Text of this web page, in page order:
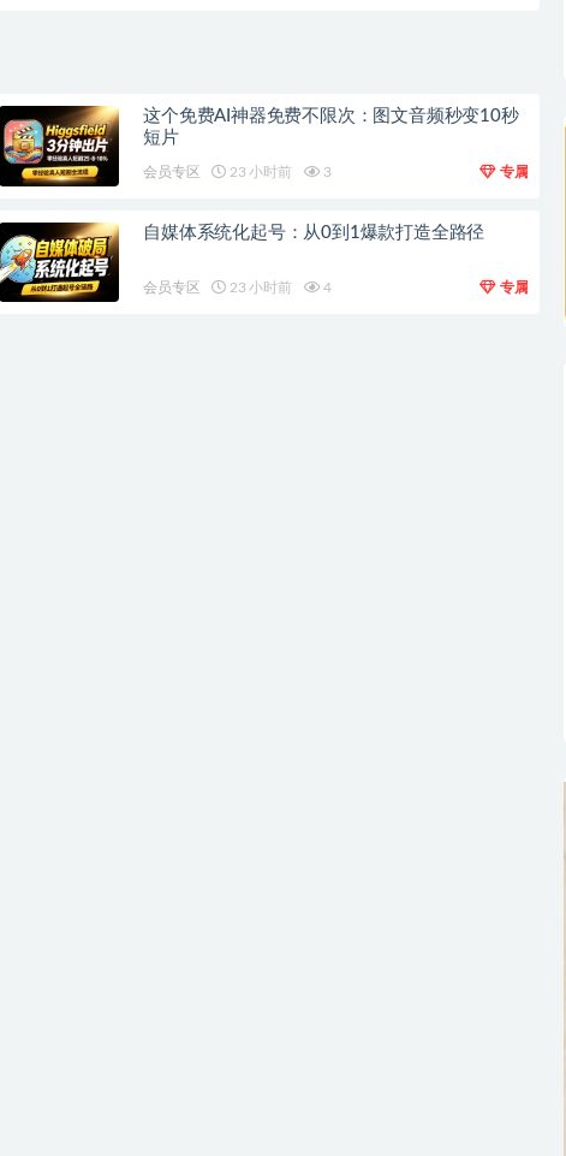
这个免费AI神器免费不限次：图文音频秒变10秒
短片
会员专区 23 小时前 3 专属
自媒体系统化起号：从0到1爆款打造全路径
会员专区 23 小时前 4 专属